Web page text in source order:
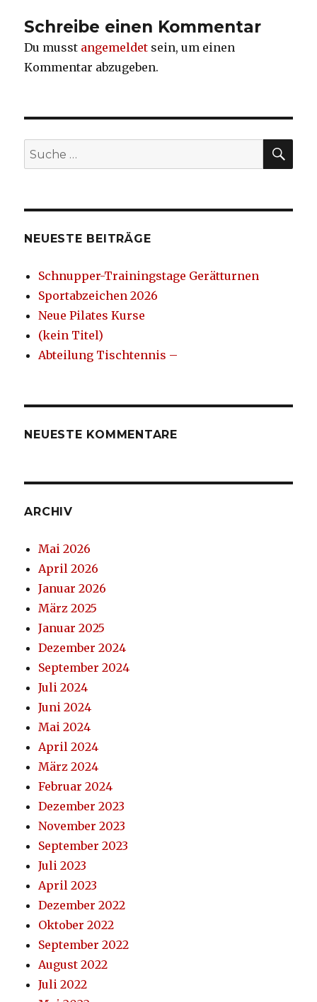
Schreibe einen Kommentar
Du musst angemeldet sein, um einen
Kommentar abzugeben.
Suche
nach:
NEUESTE BEITRÄGE
Schnupper-Trainingstage Gerätturnen
Sportabzeichen 2026
Neue Pilates Kurse
(kein Titel)
Abteilung Tischtennis –
NEUESTE KOMMENTARE
ARCHIV
Mai 2026
April 2026
Januar 2026
März 2025
Januar 2025
Dezember 2024
September 2024
Juli 2024
Juni 2024
Mai 2024
April 2024
März 2024
Februar 2024
Dezember 2023
November 2023
September 2023
Juli 2023
April 2023
Dezember 2022
Oktober 2022
September 2022
August 2022
Juli 2022